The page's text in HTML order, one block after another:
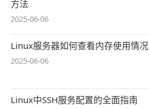
方法
2025-06-06
Linux服务器如何查看内存使用情况
2025-06-06
Linux中SSH服务配置的全面指南